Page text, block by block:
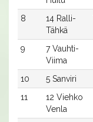
8
14 Ralli-
Tähkä
9
7 Vauhti-
Viima
10 5 Sanviri
11
12 Viehko
Venla